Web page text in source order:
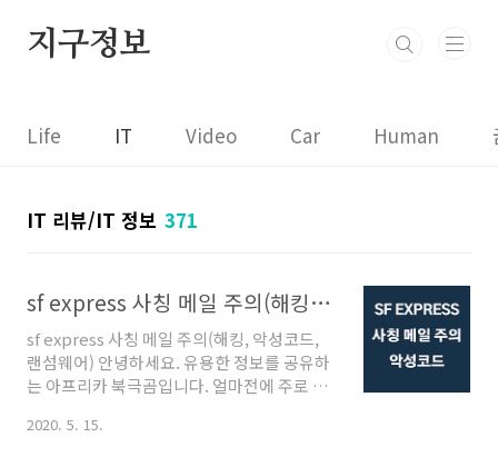
지구정보
Life IT Video Car Human
IT 리뷰/IT 정보 371
sf express 사칭 메일 주의(해킹, 악성코드, 랜섬웨어)
sf express 사칭 메일 주의(해킹, 악성코드,
랜섬웨어) 안녕하세요. 유용한 정보를 공유하
는 아프리카 북극곰입니다. 얼마전에 주로 사
송은 SF express에서 했고 물건을 보냈다는
2020. 5. 15.